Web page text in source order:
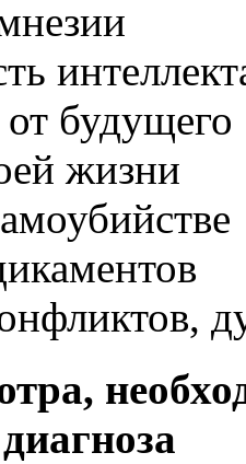
будущего
жизни